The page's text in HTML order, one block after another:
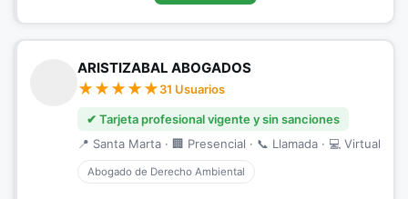
ARISTIZABAL ABOGADOS
31 Usuarios
✔ Tarjeta profesional vigente y sin sanciones
📍 Santa Marta · 🏢 Presencial · 📞 Llamada · 💻 Virtual
Abogado de Derecho Ambiental